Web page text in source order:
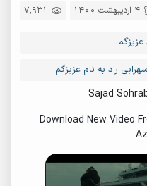
7,931 4 اردیبهشت 1400
عزیزگم
راد به نام عزیزگم
Sajad
Download New Video